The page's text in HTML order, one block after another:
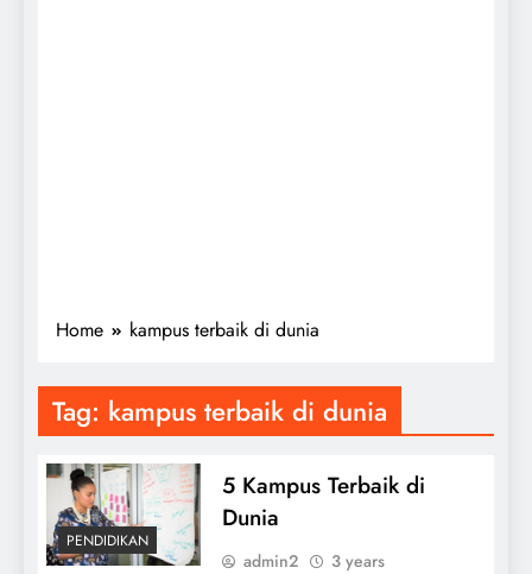
Home kampus terbaik di dunia
Tag: kampus terbaik di dunia
PENDIDIKAN
5 Kampus Terbaik di
Dunia
admin2
3 years